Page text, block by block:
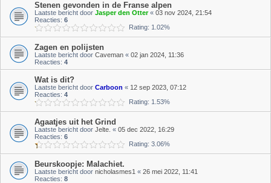
Stenen gevonden in de Franse alpen
Laatste bericht door Jasper den Otter« 03 nov 2024, 21:54
Reacties: 6
Rating: 1.02%
Zagen en polijsten
Laatste bericht door Caveman « 02 jan 2024, 11:36
Reacties: 4
Wat is dit?
Laatste bericht door Carboon « 12 sep 2023, 07:12
Reacties: 4
Rating: 1.53%
Agaatjes uit het Grind
Laatste bericht door Jelte. « 05 dec 2022, 16:29
Reacties: 6
Rating: 3.06%
Beurskoopje: Malachiet.
Laatste bericht door nicholasmes1 « 26 mei 2022, 11:41
Reacties: 8